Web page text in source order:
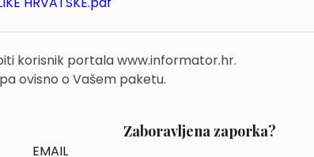
korisnik portala www.informator.hr.
ovisno o Vašem paketu.
Zaboravljena zaporka?
EMAIL